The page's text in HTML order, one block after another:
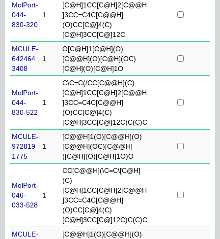
MolPort-
044-
830-320
1
[C@H]1CC[C@H]2[C@@H
]3CC=C4C[C@@H]
(O)CC[C@]4(C)
[C@H]3CC[C@]12C
MCULE-
642464
3408
1
O[C@H]1[C@H](O)
[C@@H](O)[C@H](OC)
[C@H](O)[C@H]1O
MolPort-
044-
830-522
1
C\C=C(/CC[C@@H](C)
[C@H]1CC[C@H]2[C@@H
]3CC=C4C[C@@H]
(O)CC[C@]4(C)
[C@H]3CC[C@]12C)C(C)C
MCULE-
972819
1775
1
[C@@H]1(O)[C@@H](O)
[C@@H](OC)[C@@H]
([C@H](O)[C@H]1O)O
MolPort-
046-
033-528
1
CC[C@@H](\C=C\[C@H]
(C)
[C@H]1CC[C@H]2[C@@H
]3CC=C4C[C@@H]
(O)CC[C@]4(C)
[C@H]3CC[C@]12C)C(C)C
MCULE-
[C@@H]1(O)[C@@H](O)